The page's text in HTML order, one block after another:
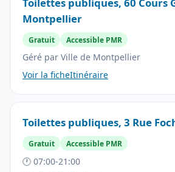
Montpellier
Gratuit Accessible PMR
Géré par Ville de Montpellier
Voir la ficheItinéraire
Toilettes publiques, 3 Rue
Gratuit Accessible PMR
🕐 07:00-21:00